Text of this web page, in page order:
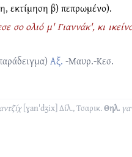
εκτίμηση β) πεπρωμένο).
σο ολιό μ' Γιαννάκ', κι
Αξ. -Μαυρ.-Κεσ.
[ɣanˈdʒix] Δίλ., Τσαρικ.Θηλ.